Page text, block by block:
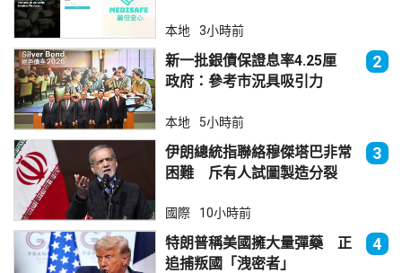
本地 3小時前
新一批銀債保證息率4.25厘
政府：參考市況具吸引力
2
本地 5小時前
伊朗總統指聯絡穆傑塔巴非常
困難 斥有人試圖製造分裂
3
國際 10小時前
特朗普稱美國擁大量彈藥 正
追捕叛國「洩密者」
4